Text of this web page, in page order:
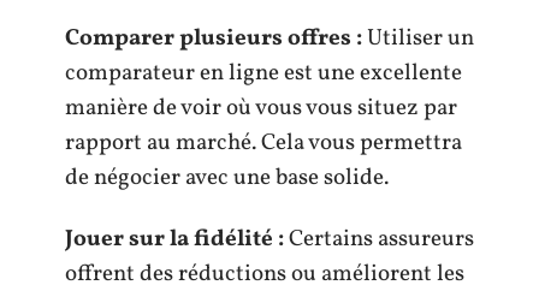
Comparer plusieurs offres :Utiliser un
comparateur en ligne est une excellente
manière de voir où vous vous situez par
rapport au marché. Cela vous permettra
de négocier avec une base solide.
Jouer sur la fidélité :Certains assureurs
offrent des réductions ou améliorent les